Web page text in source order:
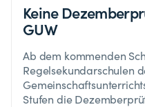
Keine
GUW
Ab dem kommenden
Regelsekundarschulen
Stufen die